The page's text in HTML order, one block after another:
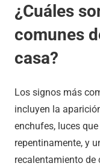
¿Cuáles
comunes
casa?
Los signos más
incluyen la
enchufes, luces
repentinamente, y
recalentamiento de